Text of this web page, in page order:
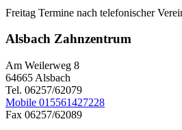
Freitag Termine nach telefonischer
Alsbach Zahnzentrum
Am Weilerweg 8
64665 Alsbach
Tel. 06257/62079
Mobile 015561427228
Fax 06257/62089